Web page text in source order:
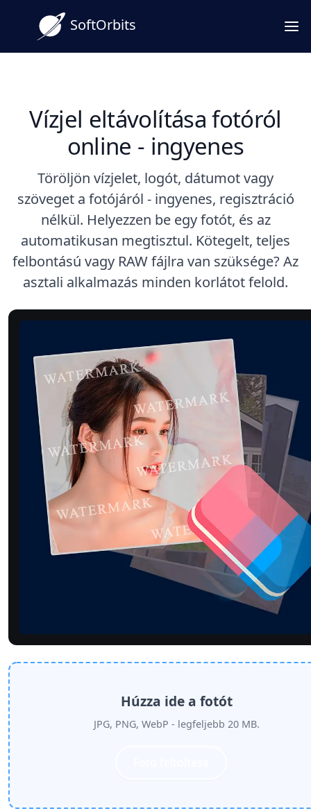
SoftOrbits
Vízjel eltávolítása fotóról
online - ingyenes
Töröljön vízjelet, logót, dátumot vagy
szöveget a fotójáról - ingyenes, regisztráció
nélkül. Helyezzen be egy fotót, és az
automatikusan megtisztul. Kötegelt, teljes
felbontású vagy RAW fájlra van szüksége? Az
asztali alkalmazás minden korlátot felold.
Húzza ide a fotót
JPG, PNG, WebP - legfeljebb 20 MB.